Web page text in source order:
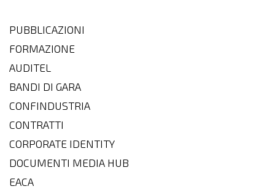
PUBBLICAZIONI
FORMAZIONE
AUDITEL
BANDI DI GARA
CONFINDUSTRIA
CONTRATTI
CORPORATE IDENTITY
DOCUMENTI MEDIA HUB
EACA